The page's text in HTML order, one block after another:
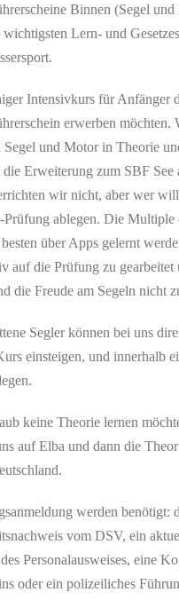
Binnen (Segel
Lern- und
Intensivkurs für Anfänger
erwerben möchten.
Segel und Motor in Theorie
die Erweiterung zum SBF
wir nicht, aber wer
Prüfung ablegen. Die Multiple
über Apps gelernt
auf die Prüfung zu gearbeitet
die Freude am Segeln nicht
Segler können bei uns
einsteigen, und innerhalb
keine Theorie lernen
auf Elba und dann die
werden benötigt:
vom DSV, ein
Personalausweises, eine
oder ein polizeiliches